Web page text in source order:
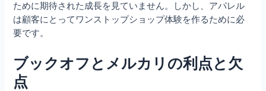
ために期待された成長を見ていません。しかし、アパレル
は顧客にとってワンストップショップ体験を作るために必
要です。
ブックオフとメルカリの利点と欠
点